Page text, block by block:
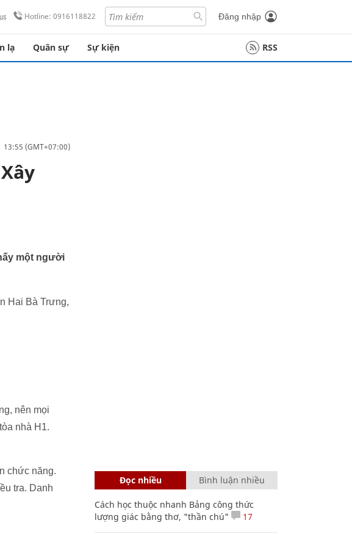
Hotline: 0916118822 Đăng nhập
lạ Quân sự Sự kiện RSS
(GMT+07:00)
một người
Hai Bà Trưng,
nên mọi
nhà H1.
chức năng.
tra. Danh
Đọc nhiều Bình luận nhiều
Cách học thuộc nhanh Bảng công thức
lượng giác bằng thơ, "thần chú"
17